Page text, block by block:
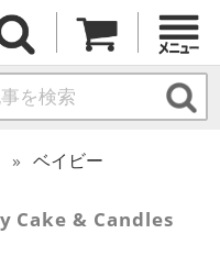
ベイビー
Cake & Candles